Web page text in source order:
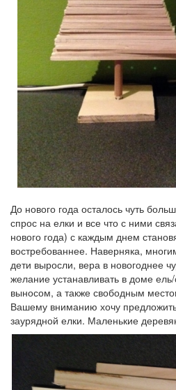
До нового года осталось чуть
спрос на елки и все что с ними
нового года) с каждым днем
востребованнее. Наверняка,
дети выросли, вера в новогоднее
желание устанавливать в доме
выносом, а также свободным
Вашему вниманию хочу
заурядной елки. Маленькие